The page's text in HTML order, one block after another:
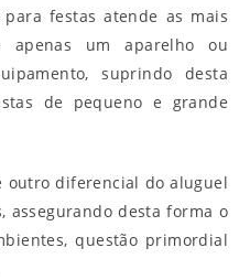
festas atende as mais
apenas um aparelho ou
suprindo desta
de pequeno e grande
outro diferencial doaluguel
, assegurando desta forma o
questão primordial